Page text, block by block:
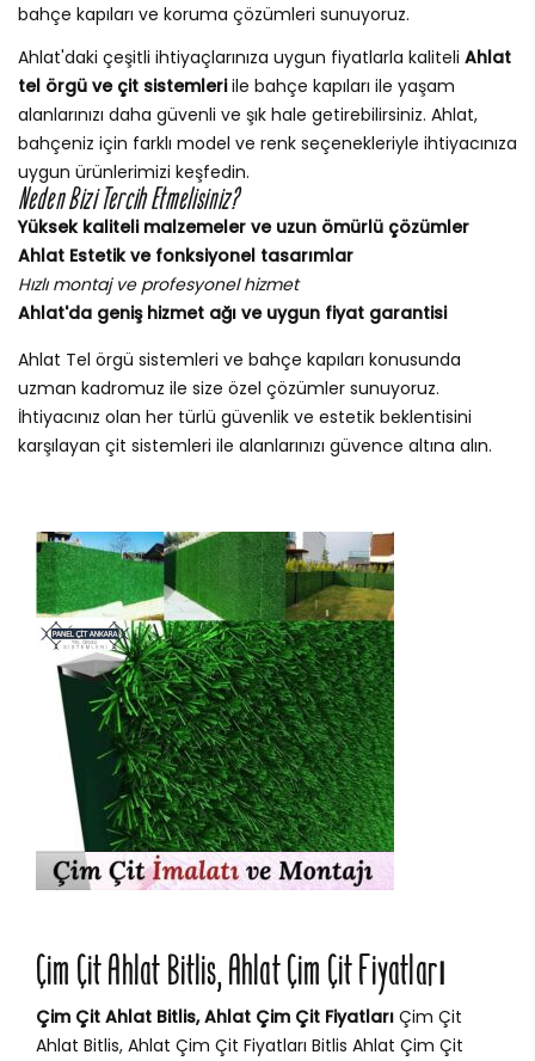
bahçe kapıları ve koruma çözümleri sunuyoruz.
Ahlat'daki çeşitli ihtiyaçlarınıza uygun fiyatlarla kaliteli Ahlat
tel örgü ve çit sistemleriile bahçe kapıları ile yaşam
alanlarınızı daha güvenli ve şık hale getirebilirsiniz. Ahlat,
bahçeniz için farklı model ve renk seçenekleriyle ihtiyacınıza
uygun ürünlerimizi keşfedin.
Neden Bizi Tercih Etmelisiniz?
Yüksek kaliteli malzemeler ve uzun ömürlü çözümler
Ahlat Estetik ve fonksiyonel tasarımlar
Hızlı montaj ve profesyonel hizmet
Ahlat'da geniş hizmet ağı ve uygun fiyat garantisi
Ahlat Tel örgü sistemleri ve bahçe kapıları konusunda
uzman kadromuz ile size özel çözümler sunuyoruz.
İhtiyacınız olan her türlü güvenlik ve estetik beklentisini
karşılayan çit sistemleri ile alanlarınızı güvence altına alın.
Çim Çit Ahlat Bitlis, Ahlat Çim Çit Fiyatları
Çim Çit Ahlat Bitlis, Ahlat Çim Çit Fiyatları Çim Çit
Ahlat Bitlis, Ahlat Çim Çit Fiyatları Bitlis Ahlat Çim Çit